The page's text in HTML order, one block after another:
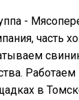
-
часть
Работаем
в